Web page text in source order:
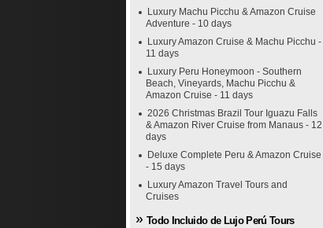
Luxury Machu Picchu & Amazon Cruise
Adventure - 10 days
Luxury Amazon Cruise & Machu Picchu -
11 days
Luxury Peru Honeymoon - Southern
Beach, Vineyards, Machu Picchu &
Amazon Cruise - 11 days
2026 Christmas Brazil Tour Iguazu Falls
& Amazon River Cruise from Manaus - 12
days
Deluxe Complete Peru & Amazon Cruise
- 15 days
Luxury Amazon Travel Tours and
Cruises
Todo Incluido de Lujo Perú Tours